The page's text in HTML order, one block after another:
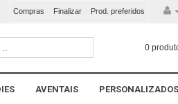
Compras Finalizar Prod. preferidos
0
AVENTAIS PERSONALIZADOS